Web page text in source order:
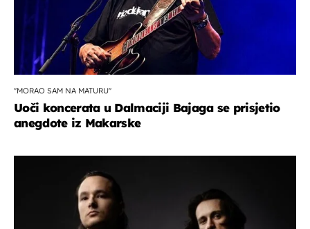
''MORAO SAM NA MATURU''
Uoči koncerata u Dalmaciji Bajaga se prisjetio
anegdote iz Makarske